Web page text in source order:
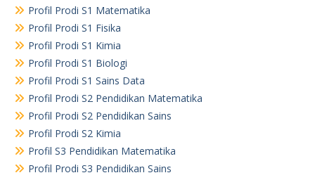
Profil Prodi S1 Matematika
Profil Prodi S1 Fisika
Profil Prodi S1 Kimia
Profil Prodi S1 Biologi
Profil Prodi S1 Sains Data
Profil Prodi S2 Pendidikan Matematika
Profil Prodi S2 Pendidikan Sains
Profil Prodi S2 Kimia
Profil S3 Pendidikan Matematika
Profil Prodi S3 Pendidikan Sains